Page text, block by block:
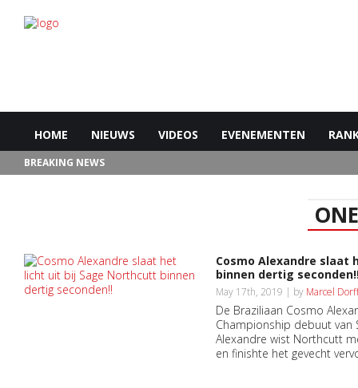
HOME NIEUWS VIDEOS EVENEMENTEN
BREAKING NEWS
Cosmo Alexandre
binnen dertig
May 17th, 2019 | by Marcel Dorff
De Braziliaan Cosmo
Championship debuut
Alexandre wist Northcutt
en finishte het gevecht